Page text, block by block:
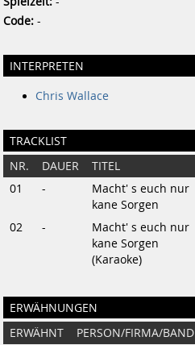
Code: -
INTERPRETEN
Chris Wallace
TRACKLIST
NR. DAUER TITEL
01
-
Macht' s euch nur
kane Sorgen
02 -
Macht' s euch nur
kane Sorgen
(Karaoke)
ERWÄHNUNGEN
ERWÄHNT PERSON/FIRMA/BAND